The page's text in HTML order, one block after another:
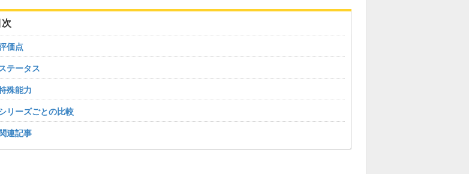
価点
テータス
殊能力
リーズごとの比較
連記事